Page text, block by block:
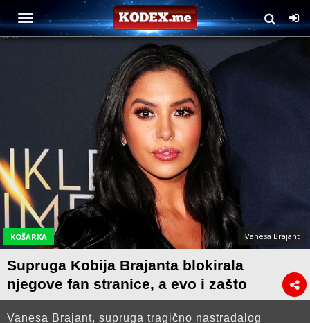
KOŠARKA Vanesa Brajant
Supruga Kobija Brajanta blokirala
njegove fan stranice, a evo i zašto
Vanesa Brajant, supruga tragično nastradalog